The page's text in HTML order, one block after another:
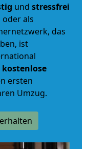
und stressfrei
oder als
das
ist
kostenlose
ersten
Umzug.